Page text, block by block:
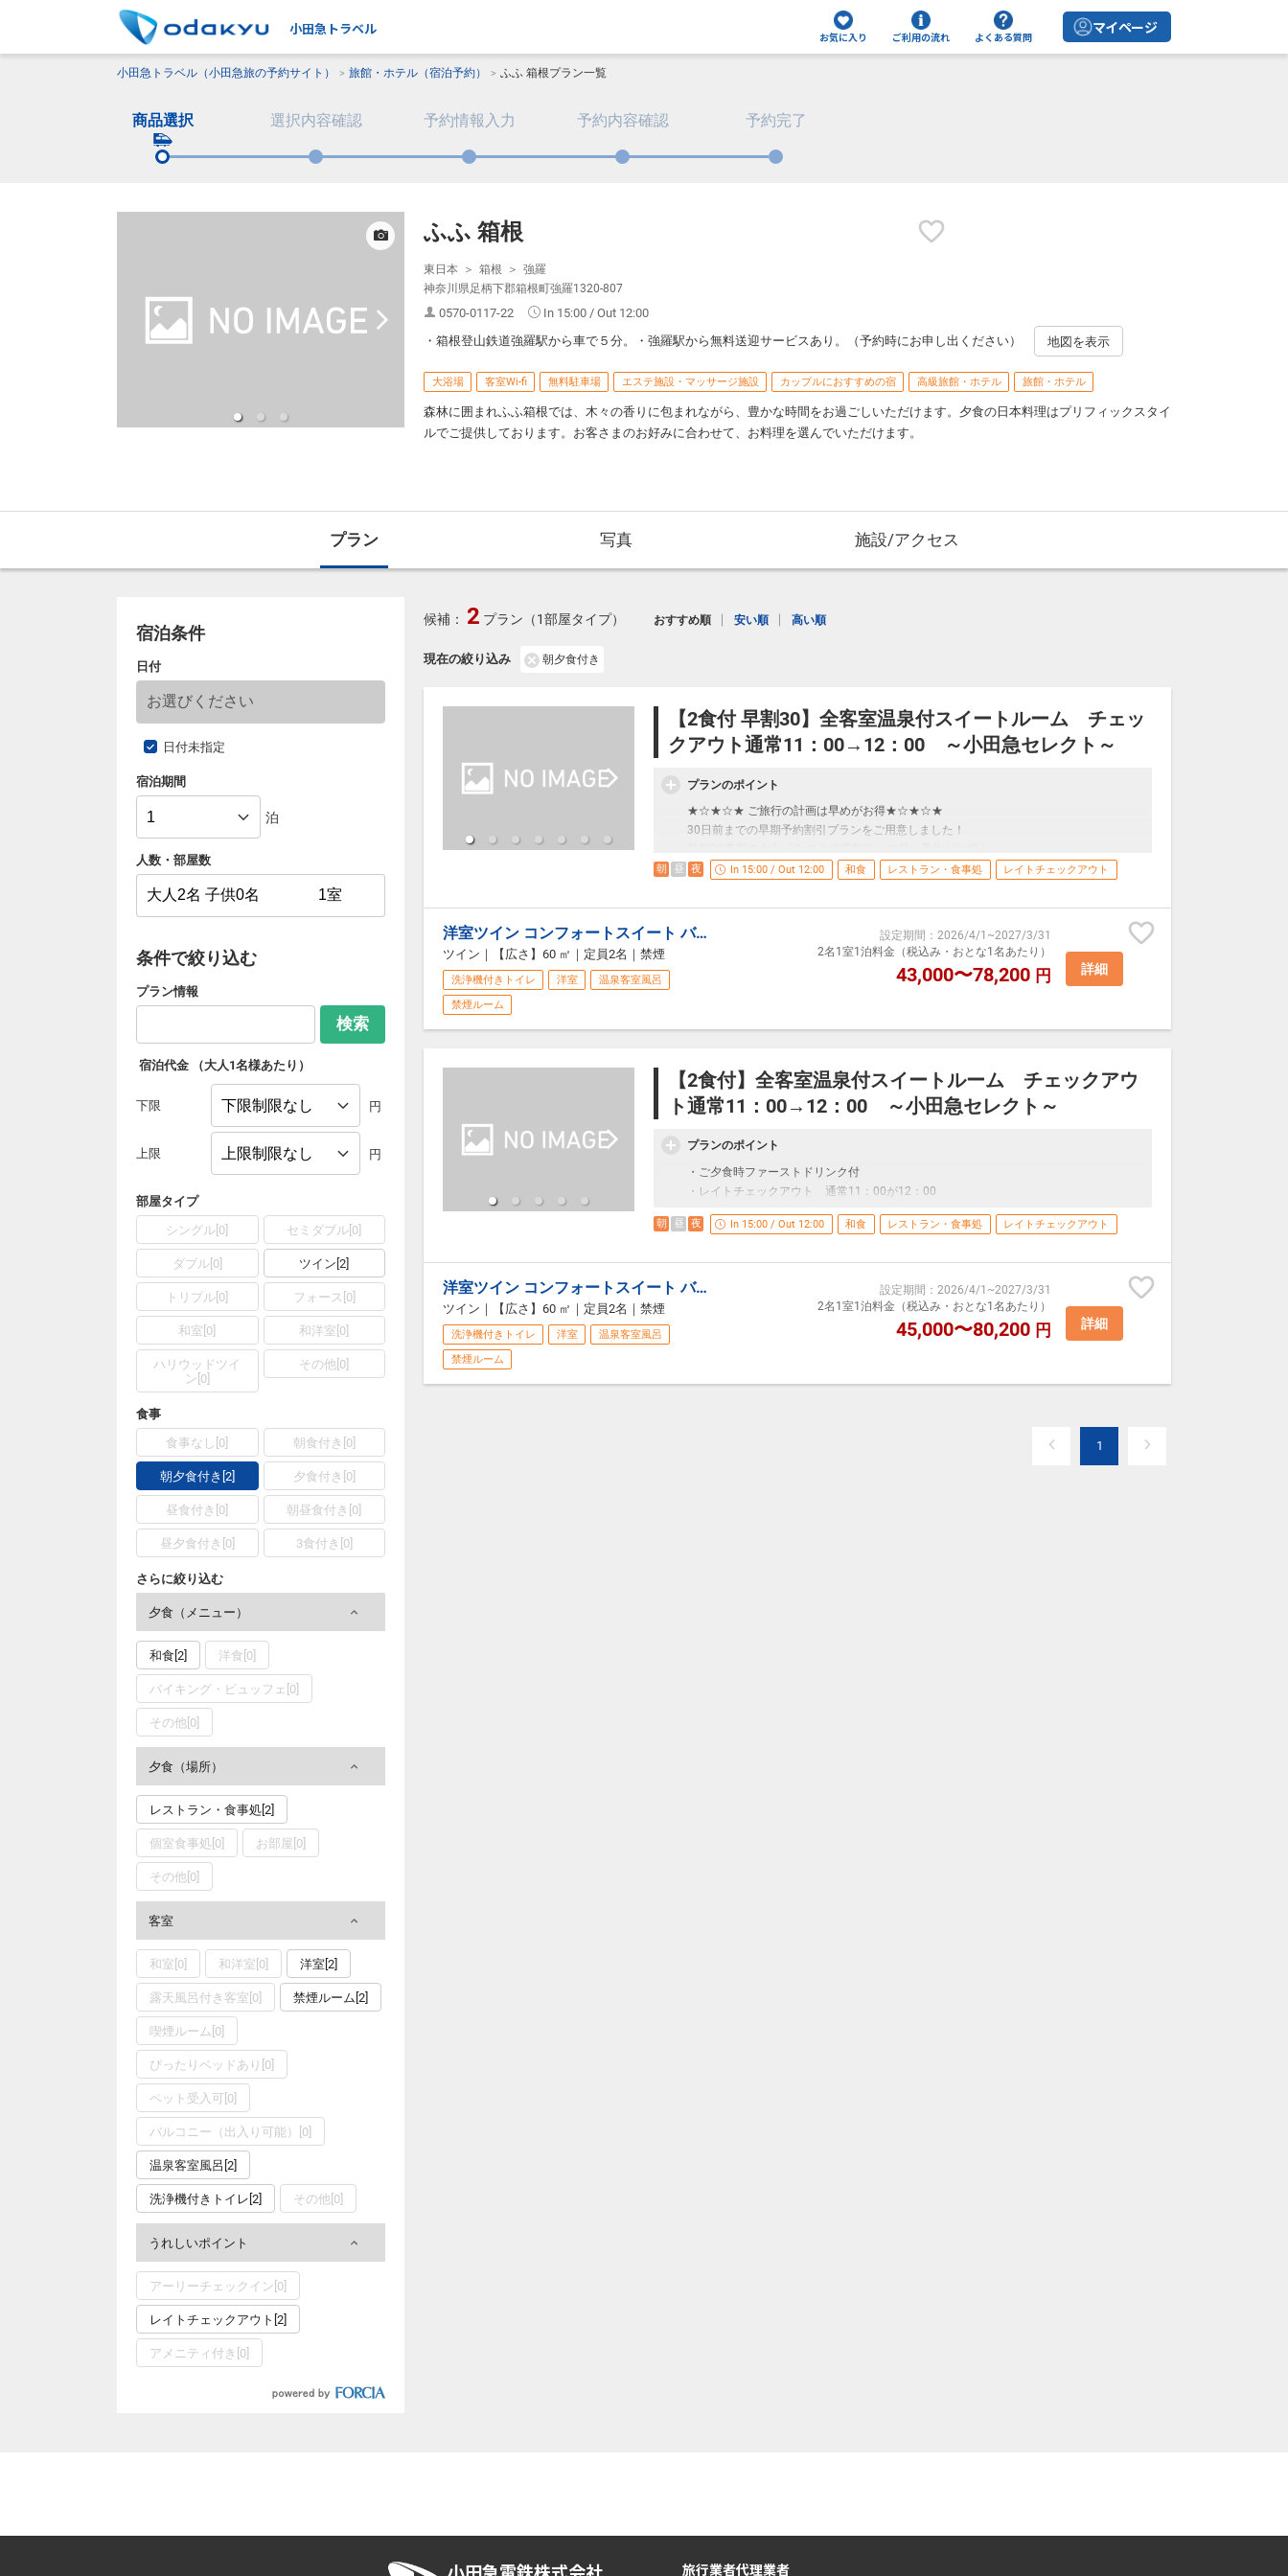
小田急トラベル お気に入り ご利用の流れ よくある質問 マイページ
小田急トラベル（小田急旅の予約サイト） 旅館・ホテル（宿泊予約） ふふ 箱根プラン一覧
商品選択 選択内容確認 予約情報入力 予約内容確認 予約完了
ふふ 箱根
東日本 箱根
強羅
神奈川県足柄下郡箱根町強羅1320-807
0570-0117-22
In 15:00 / Out 12:00
・箱根登山鉄道強羅駅から車で５分。・強羅駅から無料送迎サービスあり。（予約時にお申し出ください）
地図を表示
大浴場 客室Wi-fi 無料駐車場 エステ施設・マッサージ施設 カップルにおすすめの宿 高級旅館・ホテル 旅館・ホテル
森林に囲まれふふ箱根では、木々の香りに包まれながら、豊かな時間をお過ごしいただけます。夕食の日本料理はプリフィックスタイ
ルでご提供しております。お客さまのお好みに合わせて、お料理を選んでいただけます。
プラン 写真 施設/アクセス
宿泊条件
日付
日付未指定
宿泊期間
泊
人数・部屋数
条件で絞り込む
プラン情報
検索
宿泊代金 （大人1名様あたり）
下限 円
上限 円
部屋タイプ
シングル[0]
セミダブル[0]
ダブル[0] ツイン[2]
トリプル[0] フォース[0]
和室[0] 和洋室[0]
ハリウッドツイ
ン[0]
その他[0]
食事
食事なし[0]
朝食付き[0]
朝夕食付き[2] 夕食付き[0]
昼食付き[0] 朝昼食付き[0]
昼夕食付き[0] 3食付き[0]
さらに絞り込む
夕食（メニュー）
和食[2] 洋食[0]
バイキング・ビュッフェ[0]
その他[0]
夕食（場所）
レストラン・食事処[2]
個室食事処[0] お部屋[0]
その他[0]
客室
和室[0] 和洋室[0] 洋室[2]
露天風呂付き客室[0] 禁煙ルーム[2]
喫煙ルーム[0]
ぴったりベッドあり[0]
ペット受入可[0]
バルコニー（出入り可能）[0]
温泉客室風呂[2]
洗浄機付きトイレ[2] その他[0]
うれしいポイント
アーリーチェックイン[0]
レイトチェックアウト[2]
アメニティ付き[0]
現在の絞り込み 朝夕食付き
候補： 2 プラン（1部屋タイプ） おすすめ順 安い順 高い順
【2食付 早割30】全客室温泉付スイートルーム チェッ
クアウト通常11：00→12：00 ～小田急セレクト～
プランのポイント
★☆★☆★ ご旅行の計画は早めがお得★☆★☆★
30日前までの早期予約割引プランをご用意しました！
※掲載金額は割引後の料金となります。
・ご夕食時ファーストドリンク付
・レイトチェックアウト 通常11：00が12：00
朝 昼 夜 In 15:00 / Out 12:00 和食 レストラン・食事処 レイトチェックアウト
洋室ツイン コンフォートスイート バス（温泉）・シャワーブース・トイレ付（禁煙）
ツイン ｜ 【広さ】60 ㎡ ｜ 定員2名 ｜ 禁煙
洗浄機付きトイレ 洋室
温泉客室風呂
禁煙ルーム
設定期間 ： 2026/4/1 ~2027/3/31
2名1室1泊料金（税込み・おとな1名あたり）
43,000〜78,200 円 詳細
【2食付】全客室温泉付スイートルーム チェックアウ
ト通常11：00→12：00 ～小田急セレクト～
プランのポイント
・ご夕食時ファーストドリンク付
・レイトチェックアウト 通常11：00が12：00
朝 昼 夜 In 15:00 / Out 12:00 和食 レストラン・食事処 レイトチェックアウト
洋室ツイン コンフォートスイート バス（温泉）・シャワーブース・トイレ付（禁煙）
ツイン ｜ 【広さ】60 ㎡ ｜ 定員2名 ｜ 禁煙
洗浄機付きトイレ 洋室
温泉客室風呂
禁煙ルーム
設定期間 ： 2026/4/1 ~2027/3/31
2名1室1泊料金（税込み・おとな1名あたり）
45,000〜80,200 円 詳細
1
小田急電鉄株式会社 旅行業者代理業者